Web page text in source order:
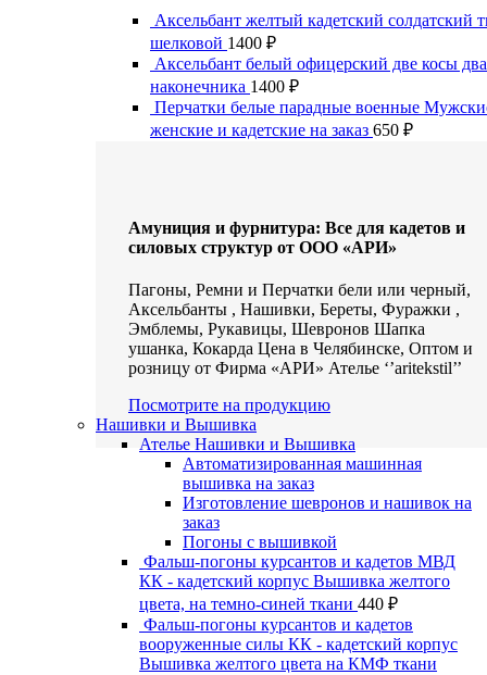
Аксельбант желтый кадетский солдатский
шелковой 1400 ₽
Аксельбант белый офицерский две косы два
наконечника 1400 ₽
Перчатки белые парадные военные
женские и кадетские на заказ 650 ₽
Амуниция и фурнитура: Все для кадетов и
силовых структур от ООО «АРИ»
Пагоны, Ремни и Перчатки бели или черный,
Аксельбанты , Нашивки, Береты, Фуражки ,
Эмблемы, Рукавицы, Шевронов Шапка
ушанка, Кокарда Цена в Челябинске, Оптом и
розницу от Фирма «АРИ» Ателье ‘’aritekstil’’
Посмотрите на продукцию
Нашивки и Вышивка
Ателье Нашивки и Вышивка
Автоматизированная машинная
вышивка на заказ
Изготовление шевронов и нашивок на
заказ
Погоны с вышивкой
Фальш-погоны курсантов и кадетов МВД
КК - кадетский корпус Вышивка желтого
цвета, на темно-синей ткани 440 ₽
Фальш-погоны курсантов и кадетов
вооруженные силы КК - кадетский корпус
Вышивка желтого цвета на КМФ ткани